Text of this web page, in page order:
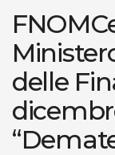
delle